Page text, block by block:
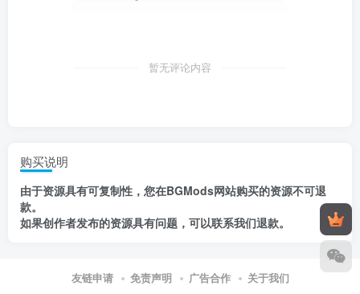
暂无评论内容
购买说明
由于资源具有可复制性， 您在BGMods网站购买的资源不可退
款。
如果创作者发布的资源具有问题 ， 可以联系我们退款。
友链申请 免责声明 广告合作 关于我们